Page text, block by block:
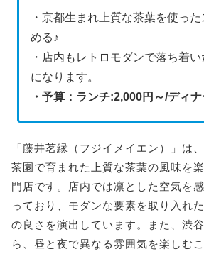
・京都生まれ上質な茶葉を使っ
める♪
・店内もレトロモダンで落ち着
になります。
・予算：ランチ:2,000円～/ディ
「藤井茗縁（フジイメイエン）」は
茶園で育まれた上質な茶葉の風味を
門店です。店内では凛とした空気を
っており、モダンな要素を取り入れ
の良さを演出しています。また、渋
ら、昼と夜で異なる雰囲気を楽しむ